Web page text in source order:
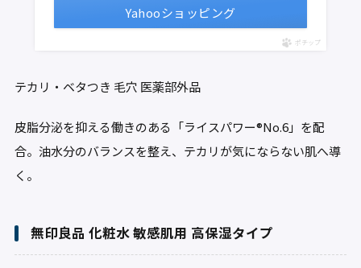
Yahooショッピング
ポチップ
テカリ・ベタつき 毛穴 医薬部外品
皮脂分泌を抑える働きのある「ライスパワー®No.6」を配
合。油水分のバランスを整え、テカリが気にならない肌へ導
く。
無印良品 化粧水 敏感肌用 高保湿タイプ